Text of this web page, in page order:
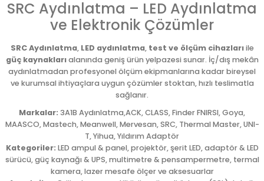
SRC Aydınlatma – LED Aydınlatma
ve Elektronik Çözümler
SRC Aydınlatma, LED aydınlatma, test ve ölçüm cihazlarıile
güç kaynaklarıalanında geniş ürün yelpazesi sunar. İç/dış mekân
aydınlatmadan profesyonel ölçüm ekipmanlarına kadar bireysel
ve kurumsal ihtiyaçlara uygun çözümler stoktan, hızlı teslimatla
sağlanır.
Markalar: 3A1B Aydınlatma,ACK, CLASS, Finder FNIRSI, Goya,
MAASCO, Mastech, Meanwell, Mervesan, SRC, Thermal Master, UNI-
T, Yihua, Yıldırım Adaptör
Kategoriler: LED ampul & panel, projektör, şerit LED, adaptör & LED
sürücü, güç kaynağı & UPS, multimetre & pensampermetre, termal
kamera, lazer mesafe ölçer ve aksesuarlar